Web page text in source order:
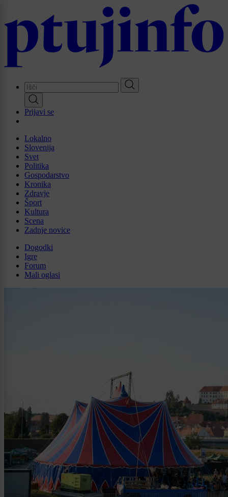
main
Prijavi se
Lokalno
Slovenija
Svet
Politika
Gospodarstvo
Kronika
Zdravje
Šport
Kultura
Scena
Zadnje novice
Dogodki
Igre
Forum
Mali oglasi